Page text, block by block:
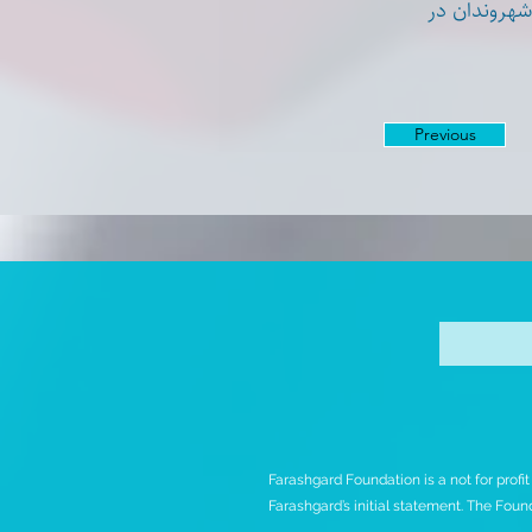
در
Previous
Farashgard Foundation is a not for
Farashgard’s initial statement. The